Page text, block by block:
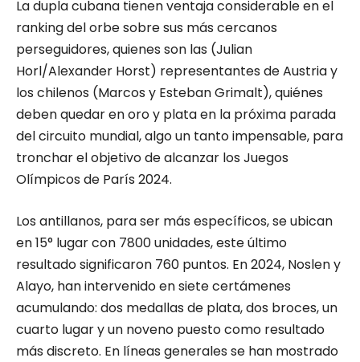
La dupla cubana tienen ventaja considerable en el
ranking del orbe sobre sus más cercanos
perseguidores, quienes son las (Julian
Horl/Alexander Horst) representantes de Austria y
los chilenos (Marcos y Esteban Grimalt), quiénes
deben quedar en oro y plata en la próxima parada
del circuito mundial, algo un tanto impensable, para
tronchar el objetivo de alcanzar los Juegos
Olímpicos de París 2024.
Los antillanos, para ser más específicos, se ubican
en 15° lugar con 7800 unidades, este último
resultado significaron 760 puntos. En 2024, Noslen y
Alayo, han intervenido en siete certámenes
acumulando: dos medallas de plata, dos broces, un
cuarto lugar y un noveno puesto como resultado
más discreto. En líneas generales se han mostrado